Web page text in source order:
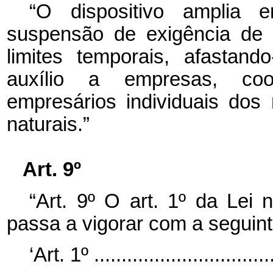
“O dispositivo amplia
suspensão de exigência
limites temporais,
auxílio a empresas,
empresários individuais
naturais.”
Art. 9º
“Art. 9º O art. 1º da Lei
passa a vigorar com a
‘Art. 1º